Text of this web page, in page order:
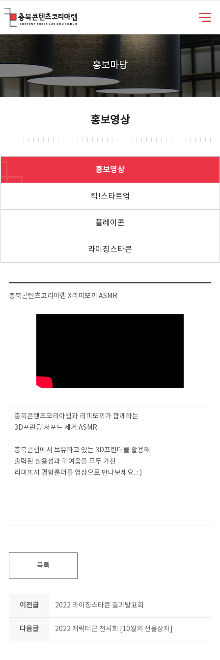
홍보마당
홍보영상
홍보영상
킥!스타트업
플레이콘
라이징스타콘
충북콘텐츠코리아랩 X리미또끼 ASMR
충북콘텐츠코리아랩과 리미또끼가 함께하는
3D프린팅 서포트 제거 ASMR
충북콘랩에서 보유하고 있는 3D프린터를 활용해
출력된 실용성과 귀여움을 모두 가진
리미또끼 명함홀더를 영상으로 만나보세요. : )
목록
이전글 2022 라이징스타콘 결과발표회
다음글 2022 캐릭터콘 전시회 [10월의 선물상자]